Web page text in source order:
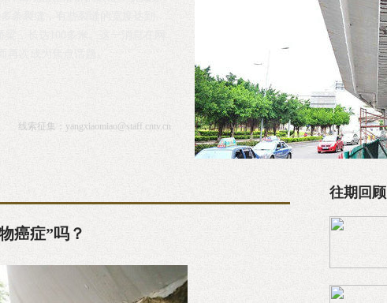
线索征集： yangxiaomiao@staff.cntv.cn
癌症”吗？
往期回顾